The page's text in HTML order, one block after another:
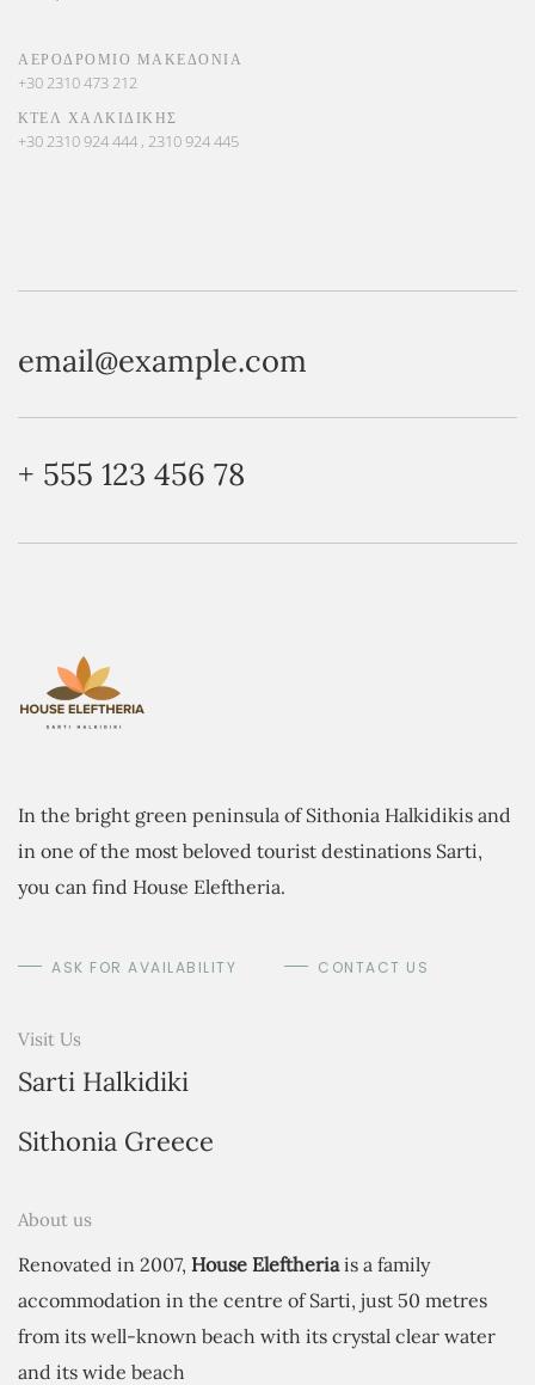
ΑΕΡΟΔΡΟΜΙΟ ΜΑΚΕΔΟΝΙΑ
+30 2310 473 212
ΚΤΕΛ ΧΑΛΚΙΔΙΚΗΣ
+30 2310 924 444 , 2310 924 445
email@­example.com
+ 555 123 456 78
In the bright green peninsula of Sithonia Halkidikis and
in one of the most beloved tourist destinations Sarti,
you can find House Eleftheria.
ASK FOR AVAILABILITY CONTACT US
Visit Us
Sarti Halkidiki
Sithonia Greece
About us
Renovated in 2007, House Eleftheriais a family
accommodation in the centre of Sarti, just 50 metres
from its well-known beach with its crystal clear water
and its wide beach